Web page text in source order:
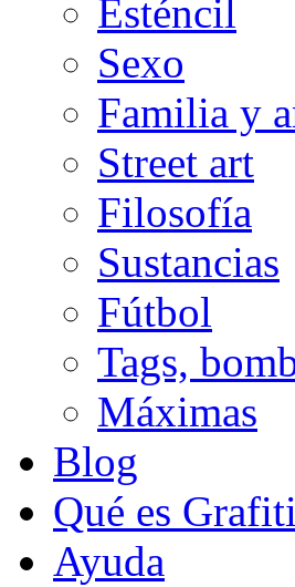
Esténcil
Sexo
Familia y
Street art
Filosofía
Sustancias
Fútbol
Tags,
Máximas
Blog
Qué es
Ayuda